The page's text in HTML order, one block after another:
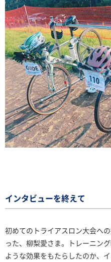
インタビューを終えて
初めてのトライアスロン大会へ
った、柳梨愛さま。トレーニン
ような効果をもたらしたのか、